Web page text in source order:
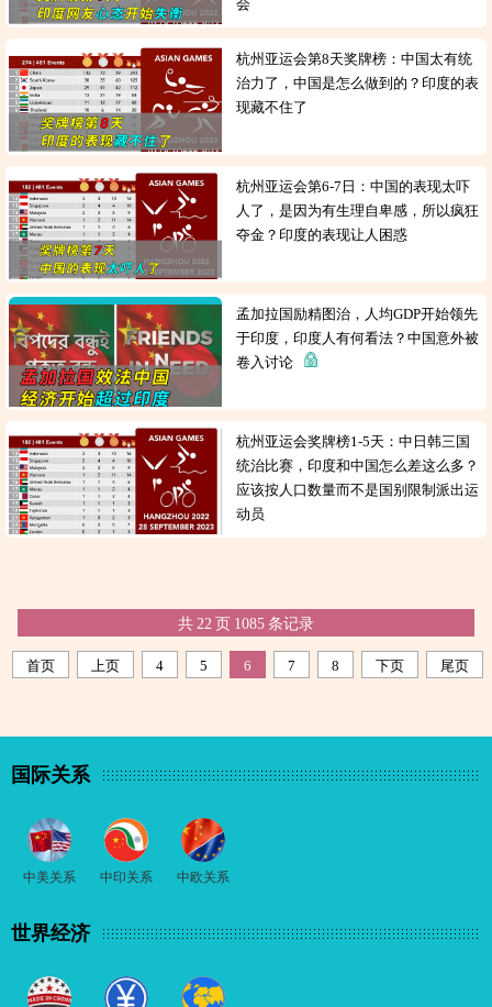
会
杭州亚运会第8天奖牌榜：中国太有统
治力了，中国是怎么做到的？印度的表
现藏不住了
杭州亚运会第6-7日：中国的表现太吓
人了，是因为有生理自卑感，所以疯狂
夺金？印度的表现让人困惑
孟加拉国励精图治，人均GDP开始领先
于印度，印度人有何看法？中国意外被
卷入讨论
杭州亚运会奖牌榜1-5天：中日韩三国
统治比赛，印度和中国怎么差这么多？
应该按人口数量而不是国别限制派出运
动员
共 22 页 1085 条记录
首页 上页 4 5 6 7 8 下页 尾页
国际关系
中美关系 中印关系 中欧关系
世界经济